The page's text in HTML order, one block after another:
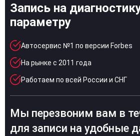
Запись на
параметру
Автосервис №1 по версии Forbes
На рынке с 2011 года
Работаем по всей России и СНГ
Мы перезвоним вам в
для записи на удобные